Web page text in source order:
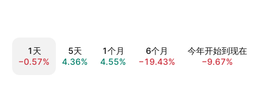
1天
−0.57%
5天
4.36%
1个月
4.55%
6个月
−19.43%
今年开始到现在
−9.67%